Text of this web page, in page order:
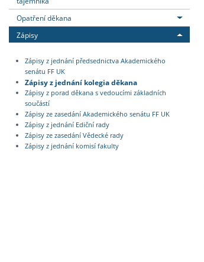
Opatření děkana
Zápisy
Zápisy z jednání předsednictva Akademického
senátu FF UK
Zápisy z jednání kolegia děkana
Zápisy z porad děkana s vedoucími základních
součástí
Zápisy ze zasedání Akademického senátu FF UK
Zápisy z jednání Ediční rady
Zápisy ze zasedání Vědecké rady
Zápisy z jednání komisí fakulty